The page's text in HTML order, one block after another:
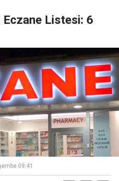
Eczane Listesi: 6
09:41